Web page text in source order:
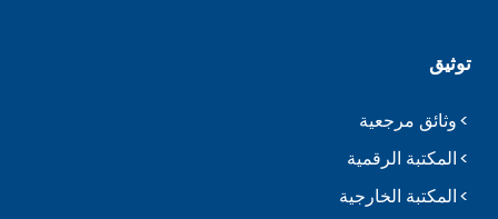
توثيق
وثائق مرجعية
المكتبة الرقمية
المكتبة الخارجية